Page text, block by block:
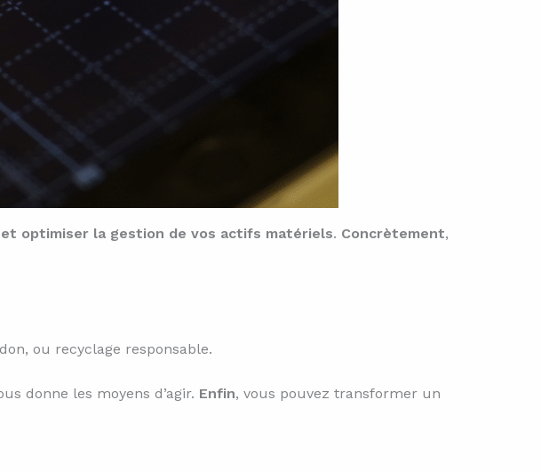
optimiser la gestion de vos actifs matériels. Concrètement,
ou recyclage responsable.
donne les moyens d’agir. Enfin, vous pouvez transformer un